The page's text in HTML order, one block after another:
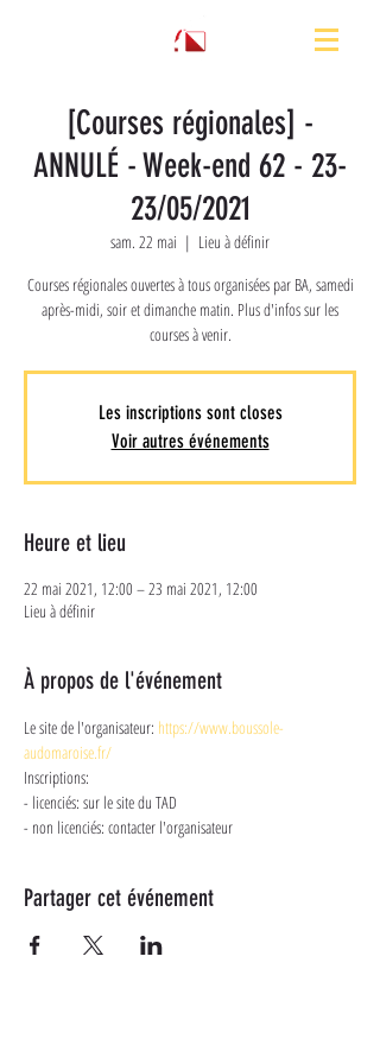
[Courses régionales] -
ANNULÉ - Week-end 62 - 23-
23/05/2021
sam. 22 mai
  |
Lieu à définir
Courses régionales ouvertes à tous organisées par BA, samedi
après-midi, soir et dimanche matin. Plus d'infos sur les
courses à venir.
Les inscriptions sont closes
Voir autres événements
Heure et lieu
22 mai 2021, 12:00 – 23 mai 2021, 12:00
Lieu à définir
À propos de l'événement
Le site de l'organisateur: https://www.boussole-
audomaroise.fr/
Inscriptions:
- licenciés: sur le site du TAD
- non licenciés: contacter l'organisateur
Partager cet événement